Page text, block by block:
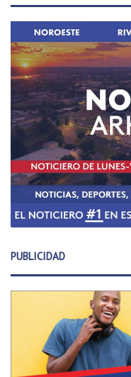
PUBLICIDAD